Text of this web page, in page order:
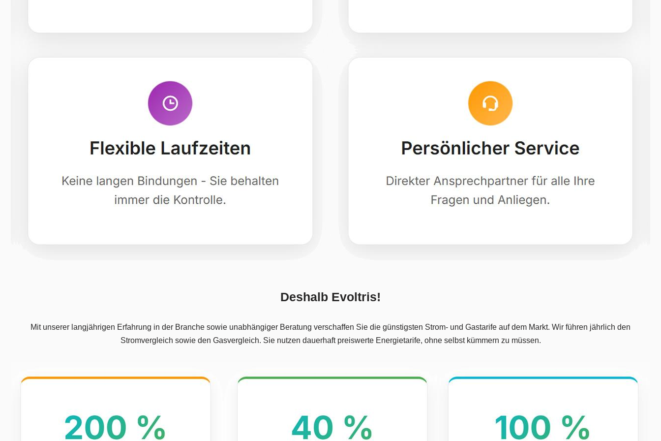
Deshalb Evoltris!
Mit unserer langjährigen Erfahrung in der Branche sowie unabhängiger Beratung verschaffen Sie die günstigsten Strom- und Gastarife auf dem Markt. Wir führen jährlich den
Stromvergleich sowie den Gasvergleich. Sie nutzen dauerhaft preiswerte Energietarife, ohne selbst kümmern zu müssen.